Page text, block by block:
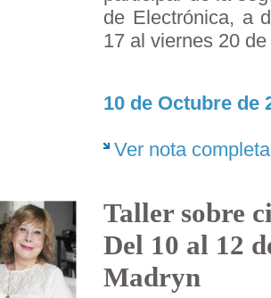
de Electrónica, a
17 al viernes 20
10 de Octubre de
Ver nota completa
Taller sobre
Del 10 al 12
Madryn